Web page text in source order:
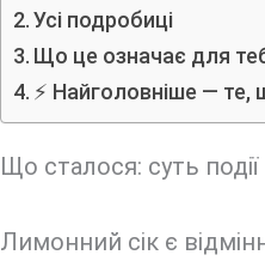
Усі подробиці
Що це означає для
⚡ Найголовніше — те,
Що сталося: суть події
Лимонний сік є